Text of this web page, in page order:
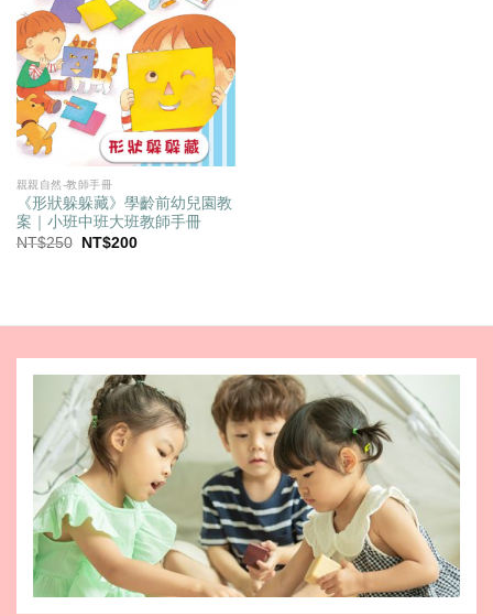
親親自然-教師手冊
《形狀躲躲藏》學齡前幼兒園教
案｜小班中班大班教師手冊
NT$250
原
NT$200目